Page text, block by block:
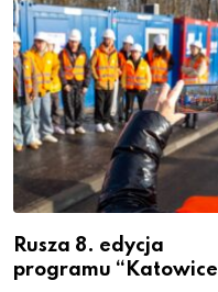
Rusza 8. edycja
programu “Katowice